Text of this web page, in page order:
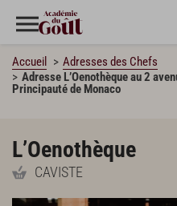
Accueil
Adresses des Chefs
Adresse L’Oenothèque au 2
Principauté de Monaco
L’Oenothèque
CAVISTE